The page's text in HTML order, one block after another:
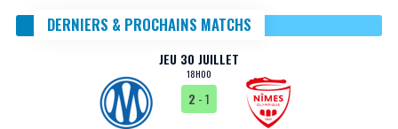
DERNIERS & PROCHAINS MATCHS
JEU 30 JUILLET
18H00
2 - 1